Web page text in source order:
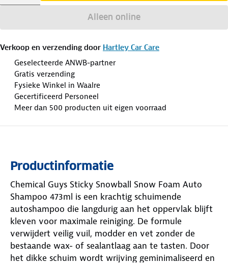
Alleen online
Verkoop en verzending door Hartley Car Care
Geselecteerde ANWB-partner
Gratis verzending
Fysieke Winkel in Waalre
Gecertificeerd Personeel
Meer dan 500 producten uit eigen voorraad
Productinformatie
Chemical Guys Sticky Snowball Snow Foam Auto
Shampoo 473ml is een krachtig schuimende
autoshampoo die langdurig aan het oppervlak blijft
kleven voor maximale reiniging. De formule
verwijdert veilig vuil, modder en vet zonder de
bestaande wax- of sealantlaag aan te tasten. Door
het dikke schuim wordt wrijving geminimaliseerd en